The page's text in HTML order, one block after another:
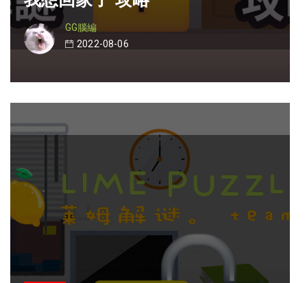
GG腦編
2022-08-06